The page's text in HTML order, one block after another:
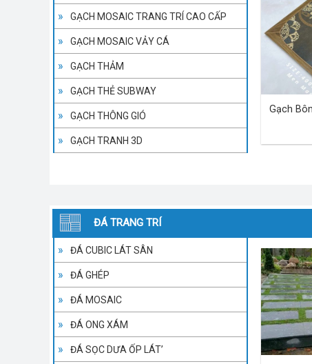
GẠCH MOSAIC TRANG TRÍ CAO CẤP
GẠCH MOSAIC VẢY CÁ
GẠCH THẢM
GẠCH THẺ SUBWAY
GẠCH THÔNG GIÓ
GẠCH TRANH 3D
Gạch
ĐÁ TRANG TRÍ
ĐÁ CUBIC LÁT SÂN
ĐÁ GHÉP
ĐÁ MOSAIC
ĐÁ ONG XÁM
ĐÁ SỌC DƯA ỐP LÁT’